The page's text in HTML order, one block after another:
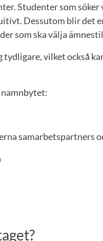
Studenter som söker
Dessutom blir det
som ska välja
vilket också
samarbetspartners